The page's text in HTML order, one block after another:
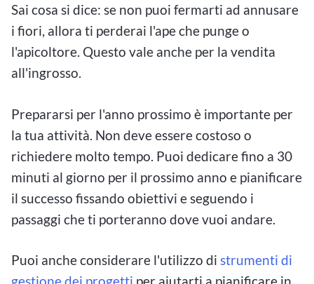
Sai cosa si dice: se non puoi fermarti ad annusare
i fiori, allora ti perderai l'ape che punge o
l'apicoltore. Questo vale anche per la vendita
all'ingrosso.
Prepararsi per l'anno prossimo è importante per
la tua attività. Non deve essere costoso o
richiedere molto tempo. Puoi dedicare fino a 30
minuti al giorno per il prossimo anno e pianificare
il successo fissando obiettivi e seguendo i
passaggi che ti porteranno dove vuoi andare.
Puoi anche considerare l'utilizzo di strumenti di